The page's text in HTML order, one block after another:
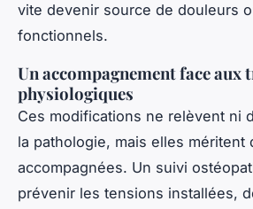
vite devenir source de douleurs
fonctionnels.
Un accompagnement face
physiologiques
Ces modifications ne relèvent ni
la pathologie, mais elles méritent
accompagnées. Un suivi
prévenir les tensions installées,